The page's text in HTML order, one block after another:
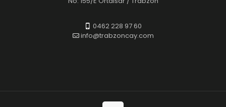
0462 228 97 60
info@trabzoncay.com